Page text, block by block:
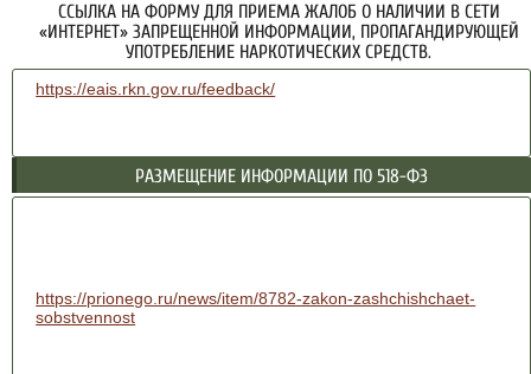
ССЫЛКА НА ФОРМУ ДЛЯ ПРИЕМА ЖАЛОБ О НАЛИЧИИ В СЕТИ
«ИНТЕРНЕТ» ЗАПРЕЩЕННОЙ ИНФОРМАЦИИ, ПРОПАГАНДИРУЮЩЕЙ
УПОТРЕБЛЕНИЕ НАРКОТИЧЕСКИХ СРЕДСТВ.
https://eais.rkn.gov.ru/feedback/
РАЗМЕЩЕНИЕ ИНФОРМАЦИИ ПО 518-ФЗ
https://prionego.ru/news/item/8782-zakon-zashchishchaet-
sobstvennost